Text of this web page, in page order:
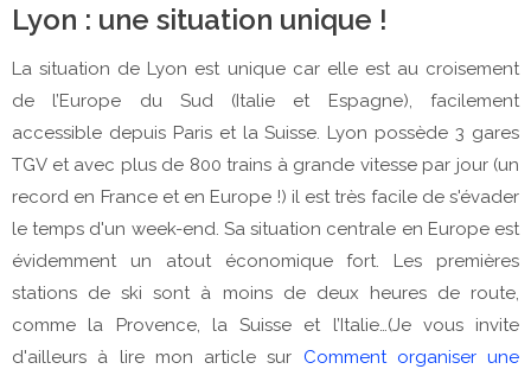
Lyon : une situation unique !
La situation de Lyon est unique car elle est au croisement
de l’Europe du Sud (Italie et Espagne), facilement
accessible depuis Paris et la Suisse. Lyon possède 3 gares
TGV et avec plus de 800 trains à grande vitesse par jour (un
record en France et en Europe !) il est très facile de s'évader
le temps d'un week-end. Sa situation centrale en Europe est
évidemment un atout économique fort. Les premières
stations de ski sont à moins de deux heures de route,
comme la Provence, la Suisse et l’Italie…(Je vous invite
d'ailleurs à lire mon article sur Comment organiser une